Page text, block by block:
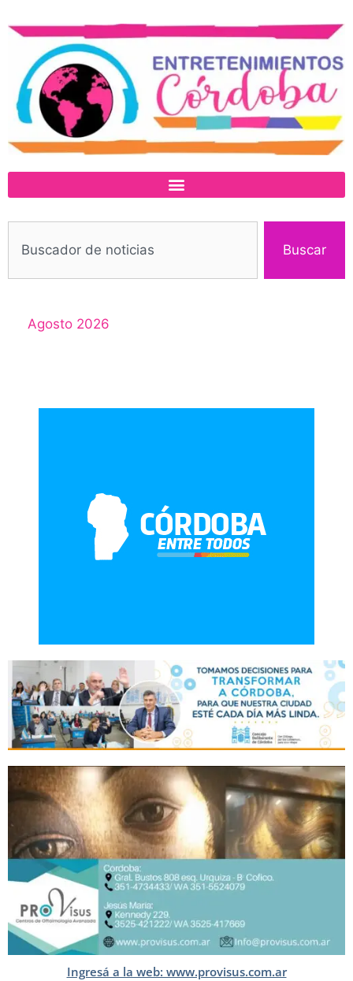
Buscar
Agosto 2026
Ingresá a la web: www.provisus.com.ar